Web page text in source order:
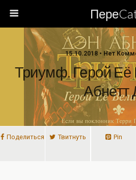
15.10.2018 • Нет
Триумф. Герой Её
Абнетт
Поделиться Твитнуть Pin